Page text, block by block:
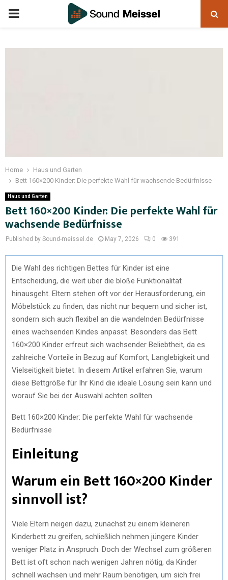
Home
Haus und Garten
Bett 160×200 Kinder: Die perfekte Wahl für wachsende Bedürfnisse
Haus und Garten
Bett 160×200 Kinder: Die perfekte Wahl für
wachsende Bedürfnisse
Published by Sound-meissel.de May 7, 2026 0 391
Die Wahl des richtigen Bettes für Kinder ist eine
Entscheidung, die weit über die bloße Funktionalität
hinausgeht. Eltern stehen oft vor der Herausforderung, ein
Möbelstück zu finden, das nicht nur bequem und sicher ist,
sondern sich auch flexibel an die wandelnden Bedürfnisse
eines wachsenden Kindes anpasst. Besonders das Bett
160×200 Kinder erfreut sich wachsender Beliebtheit, da es
zahlreiche Vorteile in Bezug auf Komfort, Langlebigkeit und
Vielseitigkeit bietet. In diesem Artikel erfahren Sie, warum
diese Bettgröße für Ihr Kind die ideale Lösung sein kann und
worauf Sie bei der Auswahl achten sollten.
Bett 160×200 Kinder: Die perfekte Wahl für wachsende
Bedürfnisse
Einleitung
Warum ein Bett 160×200 Kinder
sinnvoll ist?
Viele Eltern neigen dazu, zunächst zu einem kleineren
Kinderbett zu greifen, schließlich nehmen jüngere Kinder
weniger Platz in Anspruch. Doch der Wechsel zum größeren
Bett ist oft schon nach wenigen Jahren nötig, da Kinder
schnell wachsen und mehr Raum benötigen, um sich frei